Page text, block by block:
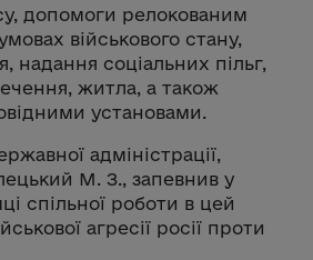
допомоги релокованим
військового стану,
надання соціальних пільг,
житла, а також
установами.
адміністрації,
М. З., запевнив у
спільної роботи в цей
агресії росії проти